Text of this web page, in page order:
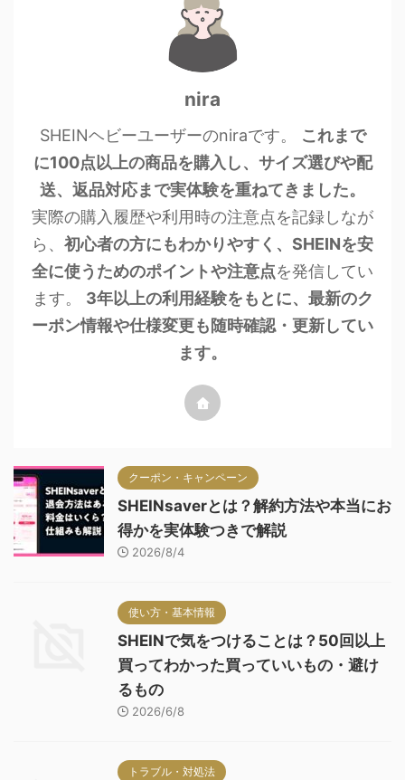
nira
SHEINヘビーユーザーのniraです。
これまで
に100点以上の商品を購入し、サイズ選びや配
送、返品対応まで実体験を重ねてきました。
実際の購入履歴や利用時の注意点を記録しなが
ら、 初心者の方にもわかりやすく、SHEINを安
全に使うためのポイントや注意点を発信してい
ます。 3年以上の利用経験をもとに、最新のク
ーポン情報や仕様変更も随時確認・更新してい
ます。
クーポン・キャンペーン
SHEINsaverとは？解約方法や本当にお
得かを実体験つきで解説
2026/8/4
使い方・基本情報
SHEINで気をつけることは？50回以上
買ってわかった買っていいもの・避け
るもの
2026/6/8
トラブル・対処法